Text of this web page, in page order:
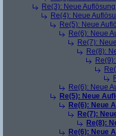
Re(3): Neue
Re(4): Neue
Re(5): Neue
Re(6): Neue
Re(7):
Re(8):
Re(6): Neue
Re(5): Neue
Re(6): Neue
Re(7):
Re(8):
Re(6): Neue